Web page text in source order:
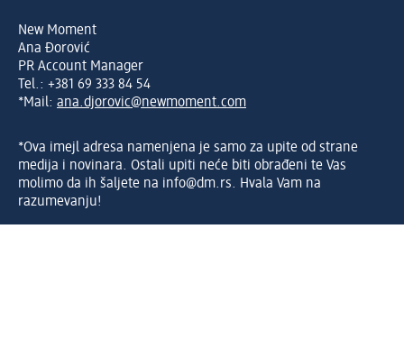
New Moment
Ana Đorović
PR Account Manager
Tel.: +381 69 333 84 54
*Mail: ana.djorovic@newmoment.com
*Ova imejl adresa namenjena je samo za upite od strane
medija i novinara. Ostali upiti neće biti obrađeni te Vas
molimo da ih šaljete na info@dm.rs. Hvala Vam na
razumevanju!